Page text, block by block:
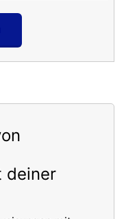
deiner